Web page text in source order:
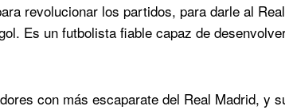
revolucionar los partidos, para darle al
Es un futbolista fiable capaz de
con más escaparate del Real Madrid, y